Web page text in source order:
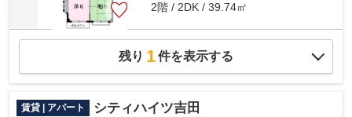
2階 / 2DK / 39.74㎡
残り 1件を表示する
賃貸 | アパート シティハイツ吉田